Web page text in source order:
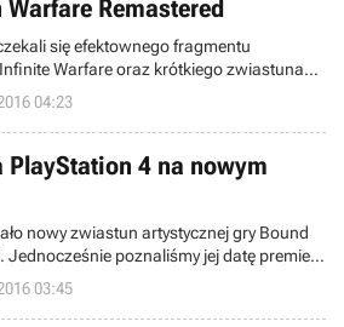
Remastered
się efektownego fragmentu
Warfare oraz krótkiego zwiastuna
Remastered.
04:23
PlayStation 4 na nowym
nowy zwiastun artystycznej gry Bound
Jednocześnie poznaliśmy jej datę premiery
bieżącego roku.
03:45